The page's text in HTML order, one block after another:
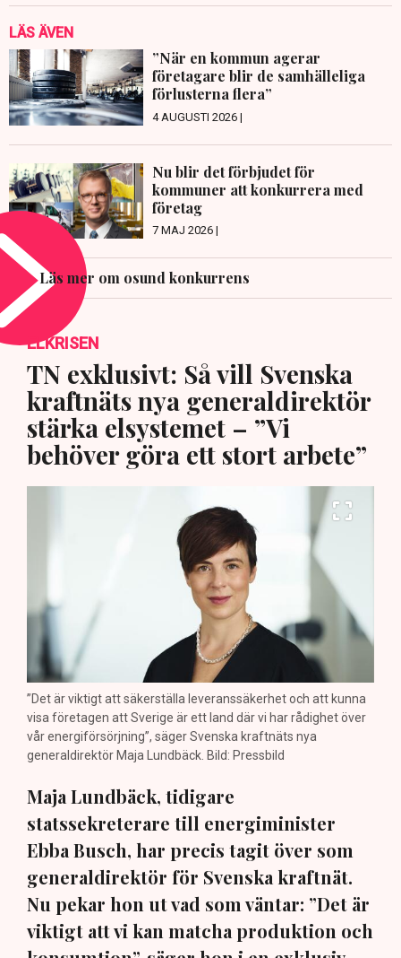
LÄS ÄVEN
”När en kommun agerar
företagare blir de samhälleliga
förlusterna flera”
4 AUGUSTI 2026 |
Nu blir det förbjudet för
kommuner att konkurrera med
företag
7 MAJ 2026 |
Läs mer om osund konkurrens
ELKRISEN
TN exklusivt: Så vill Svenska
kraftnäts nya generaldirektör
stärka elsystemet – ”Vi
behöver göra ett stort arbete”
”Det är viktigt att säkerställa leveranssäkerhet och att kunna
visa företagen att Sverige är ett land där vi har rådighet över
vår energiförsörjning”, säger Svenska kraftnäts nya
generaldirektör Maja Lundbäck. Bild: Pressbild
Maja Lundbäck, tidigare
statssekreterare till energiminister
Ebba Busch, har precis tagit över som
generaldirektör för Svenska kraftnät.
Nu pekar hon ut vad som väntar: ”Det är
viktigt att vi kan matcha produktion och